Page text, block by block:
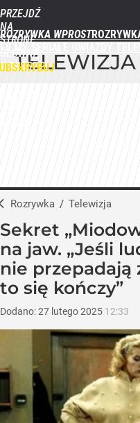
PRZEJDŹ
NA
STRONĘ
GŁÓWNĄ
WPROST.PL
ROZRYWKA WPROST
TELEWIZJA
Rozrywka / Telewizja
Sekret
na jaw. „Jeśli
nie przepadają
to się kończy”
Dodano:27 lutego2025 12:33